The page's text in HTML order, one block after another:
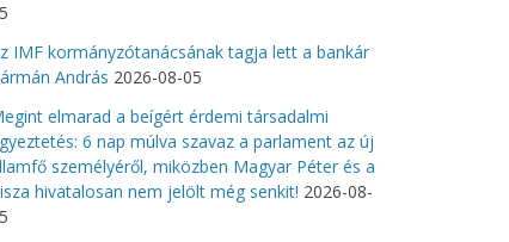
IMF kormányzótanácsának tagja lett a bankár
András 2026-08-05
elmarad a beígért érdemi társadalmi
6 nap múlva szavaz a parlament az új
személyéről, miközben Magyar Péter és a
hivatalosan nem jelölt még senkit! 2026-08-